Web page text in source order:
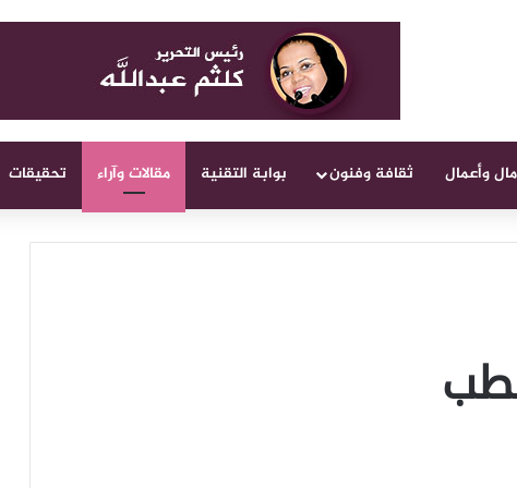
مال وأعمال ثقافة وفنون بوابة التقنية مقالات وآراء تحقيقات